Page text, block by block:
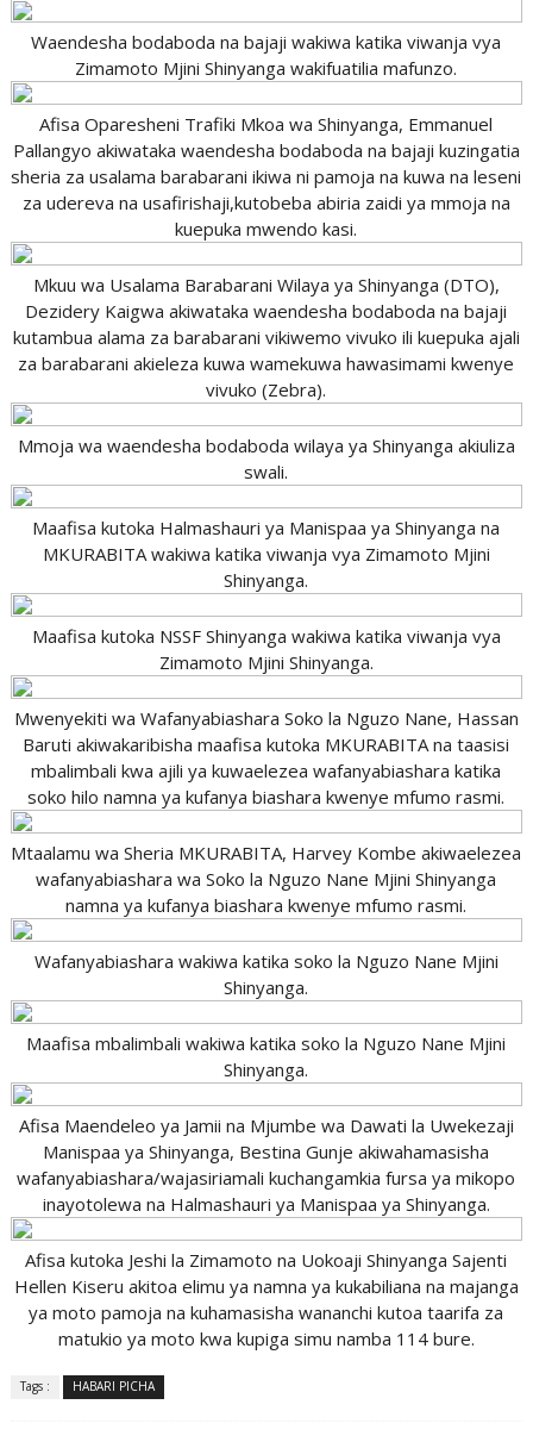
Waendesha bodaboda na bajaji wakiwa katika viwanja vya
Zimamoto Mjini Shinyanga wakifuatilia mafunzo.
Afisa Oparesheni Trafiki Mkoa wa Shinyanga, Emmanuel
Pallangyo akiwataka waendesha bodaboda na bajaji kuzingatia
sheria za usalama barabarani ikiwa ni pamoja na kuwa na leseni
za udereva na usafirishaji,kutobeba abiria zaidi ya mmoja na
kuepuka mwendo kasi.
Mkuu wa Usalama Barabarani Wilaya ya Shinyanga (DTO),
Dezidery Kaigwa akiwataka waendesha bodaboda na bajaji
kutambua alama za barabarani vikiwemo vivuko ili kuepuka ajali
za barabarani akieleza kuwa wamekuwa hawasimami kwenye
vivuko (Zebra).
Mmoja wa waendesha bodaboda wilaya ya Shinyanga akiuliza
swali.
Maafisa kutoka Halmashauri ya Manispaa ya Shinyanga na
MKURABITA wakiwa katika viwanja vya Zimamoto Mjini
Shinyanga.
Maafisa kutoka NSSF Shinyanga wakiwa katika viwanja vya
Zimamoto Mjini Shinyanga.
Mwenyekiti wa Wafanyabiashara Soko la Nguzo Nane, Hassan
Baruti akiwakaribisha maafisa kutoka MKURABITA na taasisi
mbalimbali kwa ajili ya kuwaelezea wafanyabiashara katika
soko hilo namna ya kufanya biashara kwenye mfumo rasmi.
Mtaalamu wa Sheria MKURABITA, Harvey Kombe akiwaelezea
wafanyabiashara wa Soko la Nguzo Nane Mjini Shinyanga
namna ya kufanya biashara kwenye mfumo rasmi.
Wafanyabiashara wakiwa katika soko la Nguzo Nane Mjini
Shinyanga.
Maafisa mbalimbali wakiwa katika soko la Nguzo Nane Mjini
Shinyanga.
Afisa Maendeleo ya Jamii na Mjumbe wa Dawati la Uwekezaji
Manispaa ya Shinyanga, Bestina Gunje akiwahamasisha
wafanyabiashara/wajasiriamali kuchangamkia fursa ya mikopo
inayotolewa na Halmashauri ya Manispaa ya Shinyanga.
Afisa kutoka Jeshi la Zimamoto na Uokoaji Shinyanga Sajenti
Hellen Kiseru akitoa elimu ya namna ya kukabiliana na majanga
ya moto pamoja na kuhamasisha wananchi kutoa taarifa za
matukio ya moto kwa kupiga simu namba 114 bure.
Tags : HABARI PICHA